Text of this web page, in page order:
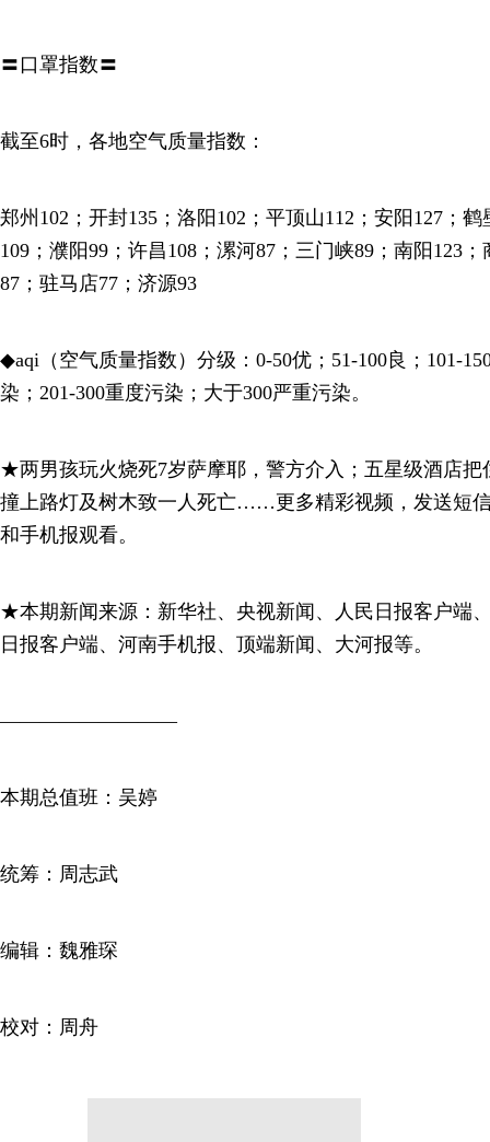
〓口罩指数〓
截至6时，各地空气质量指数：
郑州102；开封135；洛阳102；平顶山112；安阳127；
109；濮阳99；许昌108；漯河87；三门峡89；南阳123
87；驻马店77；济源93
◆aqi（空气质量指数）分级：0-50优；51-100良；101-
染；201-300重度污染；大于300严重污染。
★两男孩玩火烧死7岁萨摩耶，警方介入；五星级酒店把
撞上路灯及树木致一人死亡……更多精彩视频，发送短信
和手机报观看。
★本期新闻来源：新华社、央视新闻、人民日报客户端
日报客户端、河南手机报、顶端新闻、大河报等。
—————————
本期总值班：吴婷
统筹：周志武
编辑：魏雅琛
校对：周舟